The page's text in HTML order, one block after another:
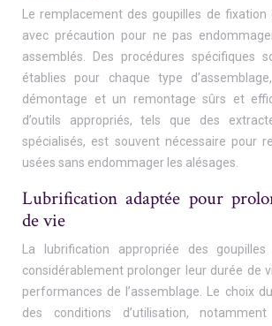
Le remplacement des goupilles de
avec précaution pour ne pas
assemblés. Des procédures spécifiques
établies pour chaque type
démontage et un remontage sûrs et
d’outils appropriés, tels que des
spécialisés, est souvent nécessaire pour
usées sans endommager les alésages.
Lubrification adaptée pour
de vie
La lubrification appropriée des
considérablement prolonger leur durée de
performances de l’assemblage. Le choix
des conditions d’utilisation,